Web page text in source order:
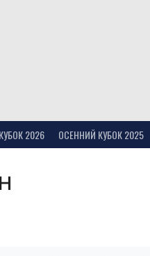
2026 ОСЕННИЙ КУБОК 2025